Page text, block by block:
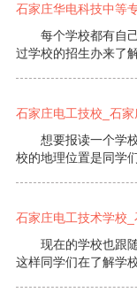
石家庄华电科技中等
每个学校都有自己
过学校的招生办来了
石家庄电工技校_石
想要报读一个学校
校的地理位置是同学
石家庄电工技术学校
现在的学校也跟随
这样同学们在了解学